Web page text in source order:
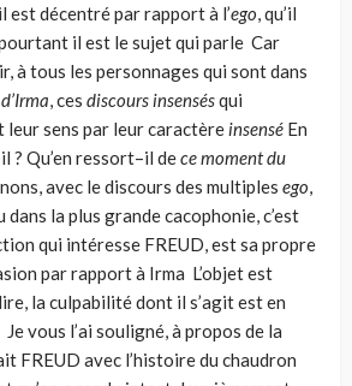
est décentré par rapport à l’ego, qu’il
il est le sujet qui parle Car
à tous les personnages qui sont dans
, ces discours insensésqui
leur sens par leur caractèreinsensé En
? Qu’en ressort–il dece moment du
avec le discours des multiples ego,
la plus grande cacophonie, c’est
qui intéresse FREUD, est sa propre
par rapport à Irma L’objet est
la culpabilité dont il s’agit est en
vous l’ai sou­ligné, à propos de la
FREUD avec l’histoire du chaudron